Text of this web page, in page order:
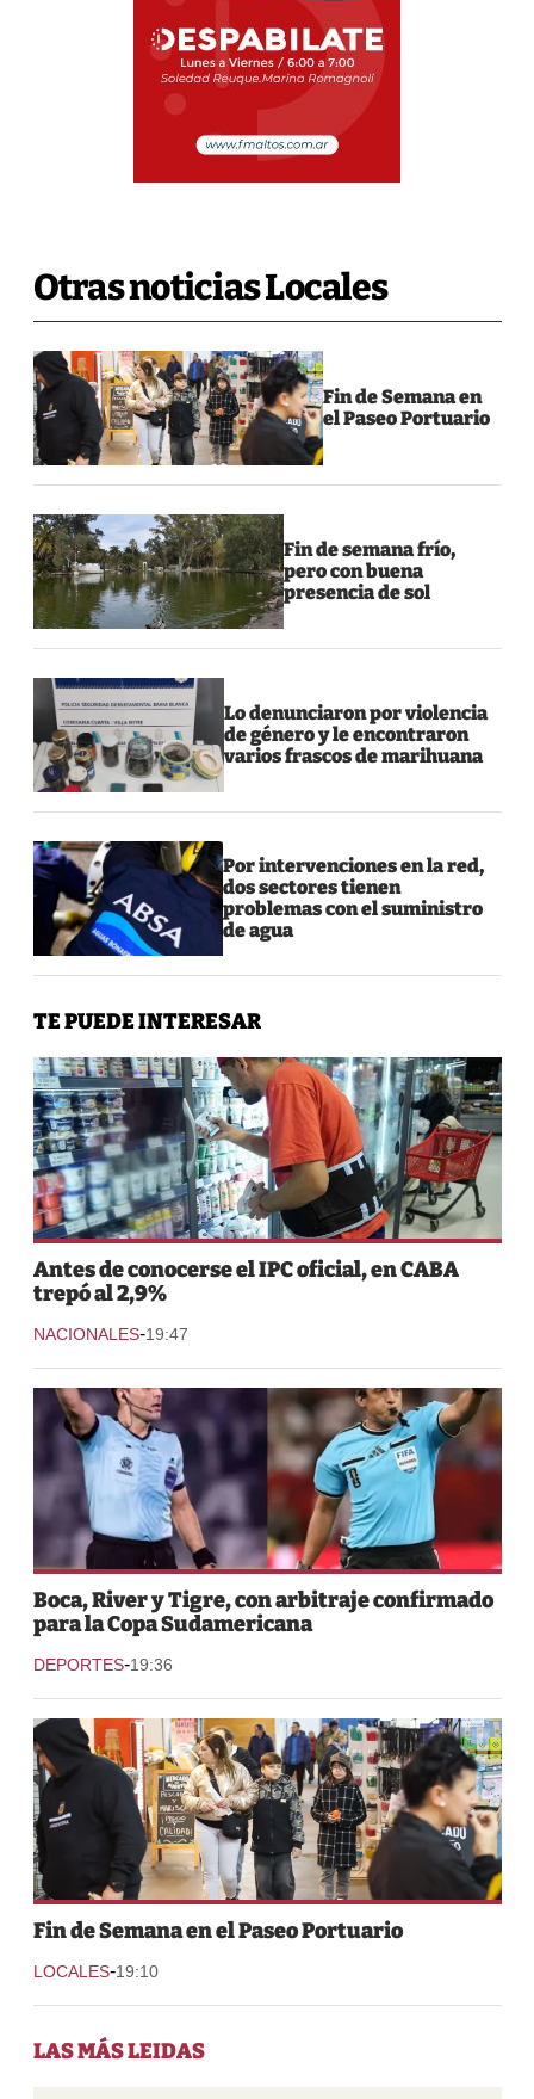
Otras noticias Locales
Fin de Semana en
el Paseo Portuario
Fin de semana frío,
pero con buena
presencia de sol
Lo denunciaron por violencia
de género y le encontraron
varios frascos de marihuana
Por intervenciones en la red,
dos sectores tienen
problemas con el suministro
de agua
TE PUEDE INTERESAR
Antes de conocerse el IPC oficial, en CABA
trepó al 2,9%
NACIONALES-19:47
Boca, River y Tigre, con arbitraje confirmado
para la Copa Sudamericana
DEPORTES-19:36
Fin de Semana en el Paseo Portuario
LOCALES-19:10
LAS MÁS LEIDAS